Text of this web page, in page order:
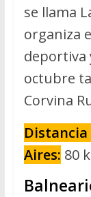
se llama
organiza
deportiva
octubre
Corvina
Distancia
Aires: 80